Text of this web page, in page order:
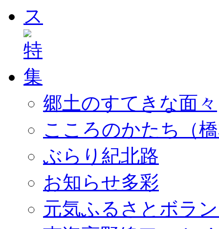
郷土のすてきな面々
こころのかたち（
ぶらり紀北路
お知らせ多彩
元気ふるさとボラ